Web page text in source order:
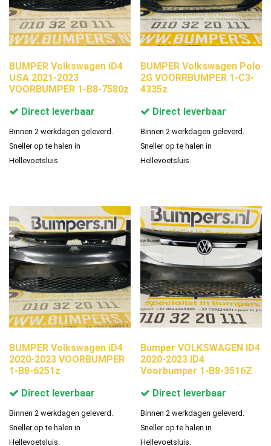
BUMPER Volkswagen iD4
USA 2021-2023
VOORBUMPER 1-B8-7580z
Direct leverbaar
Binnen 2 werkdagen geleverd.
Sneller op te halen in
Hellevoetsluis.
BUMPER Volkswagen Polo
2G VOORRBUMPER 1-C3-
4335z
Direct leverbaar
Binnen 2 werkdagen geleverd.
Sneller op te halen in
Hellevoetsluis.
BUMPER Volkswagen iD4
2020-2023 VOORBUMPER
1-B8-6251z
Direct leverbaar
Binnen 2 werkdagen geleverd.
Sneller op te halen in
Hellevoetsluis.
Bumper VOLKSWAGEN ID4
2020-2023 ID4
Voorbumper 1-B8-3516Z
Direct leverbaar
Binnen 2 werkdagen geleverd.
Sneller op te halen in
Hellevoetsluis.